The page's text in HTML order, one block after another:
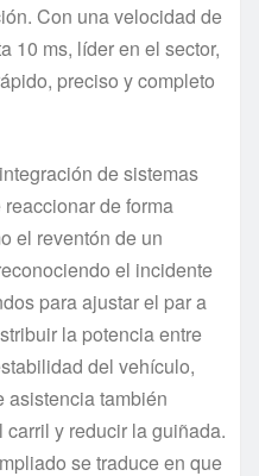
Con una velocidad de
10 ms, líder en el sector,
preciso y completo
de sistemas
de forma
el reventón de un
el incidente
para ajustar el par a
la potencia entre
del vehículo,
asistencia también
y reducir la guiñada.
se traduce en que